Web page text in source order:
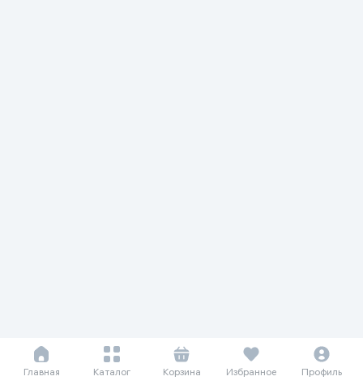
Главная Каталог Корзина Избранное Профиль